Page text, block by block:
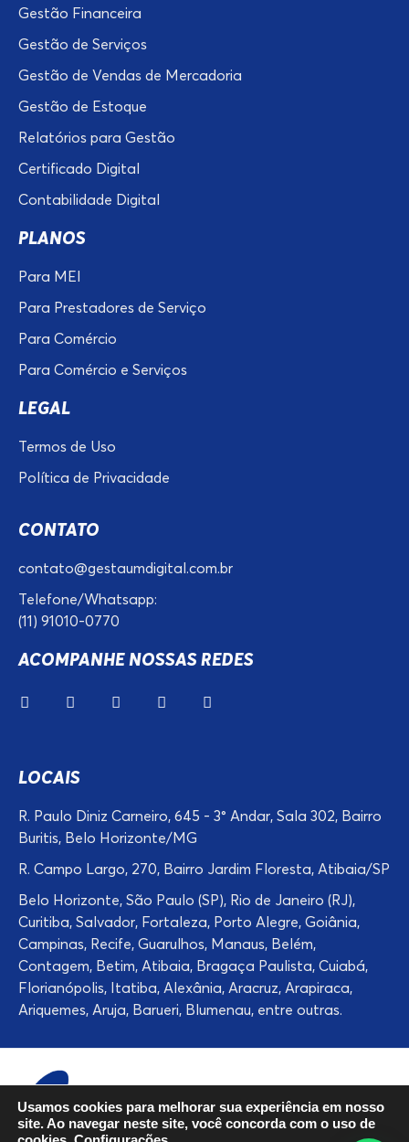
Gestão Financeira
Gestão de Serviços
Gestão de Vendas de Mercadoria
Gestão de Estoque
Relatórios para Gestão
Certificado Digital
Contabilidade Digital
PLANOS
Para MEI
Para Prestadores de Serviço
Para Comércio
Para Comércio e Serviços
LEGAL
Termos de Uso
Política de Privacidade
CONTATO
contato@gestaumdigital.com.br
Telefone/Whatsapp:
(11) 91010-0770
ACOMPANHE NOSSAS REDES
LOCAIS
R. Paulo Diniz Carneiro, 645 - 3° Andar, Sala 302, Bairro
Buritis, Belo Horizonte/MG
R. Campo Largo, 270, Bairro Jardim Floresta, Atibaia/SP
Belo Horizonte, São Paulo (SP), Rio de Janeiro (RJ),
Curitiba, Salvador, Fortaleza, Porto Alegre, Goiânia,
Campinas, Recife, Guarulhos, Manaus, Belém,
Contagem, Betim, Atibaia, Bragaça Paulista, Cuiabá,
Florianópolis, Itatiba, Alexânia, Aracruz, Arapiraca,
Ariquemes, Aruja, Barueri, Blumenau, entre outras.
Usamos cookies para melhorar sua experiência em nosso
site. Ao navegar neste site, você concorda com o uso de